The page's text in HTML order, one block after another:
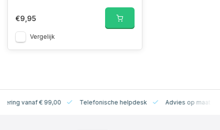
€9,95
Vergelijk
vanaf € 99,00 Telefonische helpdesk Advies op maat